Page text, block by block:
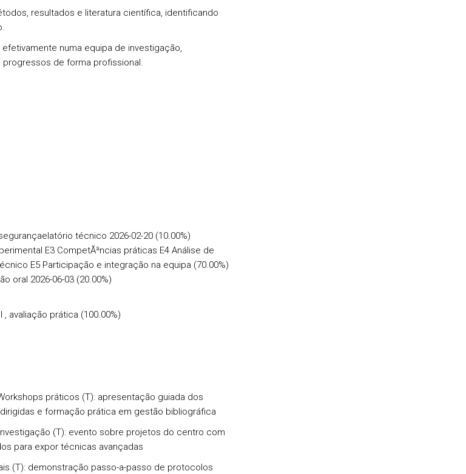
resultados e literatura científica, identificando
numa equipa de investigação,
de forma profissional.
técnico 2026-02-20 (10.00%)
E3 CompetÃªncias práticas E4 Análise de
E5 Participação e integração na equipa (70.00%)
oral 2026-06-03 (20.00%)
avaliação prática (100.00%)
práticos (T): apresentação guiada dos
e formação prática em gestão bibliográfica
(T): evento sobre projetos do centro com
para expor técnicas avançadas
(T): demonstração passo-a-passo de protocolos